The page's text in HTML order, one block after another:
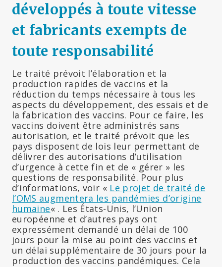
développés à toute vitesse
et fabricants exempts de
toute responsabilité
Le traité prévoit l’élaboration et la
production rapides de vaccins et la
réduction du temps nécessaire à tous les
aspects du développement, des essais et de
la fabrication des vaccins. Pour ce faire, les
vaccins doivent être administrés sans
autorisation, et le traité prévoit que les
pays disposent de lois leur permettant de
délivrer des autorisations d’utilisation
d’urgence à cette fin et de « gérer » les
questions de responsabilité. Pour plus
d’informations, voir « Le projet de traité de
l’OMS augmentera les pandémies d’origine
humaine« . Les États-Unis, l’Union
européenne et d’autres pays ont
expressément demandé un délai de 100
jours pour la mise au point des vaccins et
un délai supplémentaire de 30 jours pour la
production des vaccins pandémiques. Cela